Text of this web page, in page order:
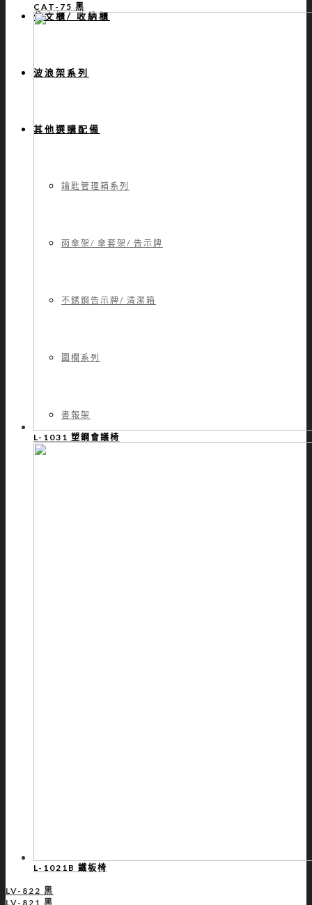
公文櫃/ 收納櫃
波浪架系列
其他選購配備
鑰匙管理箱系列
雨傘架/ 傘套架/ 告示牌
不銹鋼告示牌/ 清潔箱
圍欄系列
書報架
CAT-75 黑
L-1031 塑鋼會議椅
L-1021B 鐵板椅
LV-822 黑
LV-821 黑